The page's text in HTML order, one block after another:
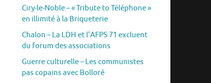
Ciry-le-Noble – « Tribute to Téléphone »
en illimité à la Briqueterie
Chalon – La LDH et l’AFPS 71 excluent
du forum des associations
Guerre culturelle – Les communistes
pas copains avec Bolloré